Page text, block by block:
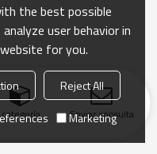
categoría Enviar consulta
the best possible
user behavior in
for you.
Reject All
Marketing